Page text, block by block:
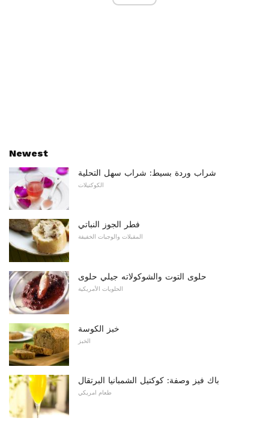
Newest
شراب وردة بسيط: شراب سهل التحلية
الكوكتيلات
فطر الجوز النباتي
المقبلات والوجبات الخفيفة
حلوى التوت والشوكولاته جيلي حلوى
الحلويات الأمريكية
خبز الكوسة
الخبز
باك فيز وصفة: كوكتيل الشمبانيا البرتقال
طعام امريكي